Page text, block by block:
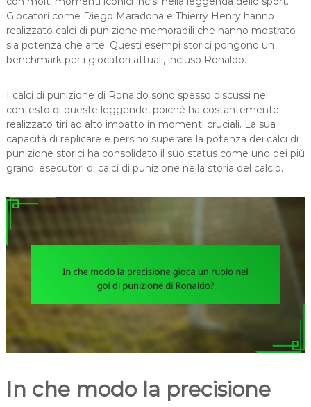
Giocatori come Diego Maradona e Thierry Henry hanno
realizzato calci di punizione memorabili che hanno mostrato
sia potenza che arte. Questi esempi storici pongono un
benchmark per i giocatori attuali, incluso Ronaldo.
I calci di punizione di Ronaldo sono spesso discussi nel
contesto di queste leggende, poiché ha costantemente
realizzato tiri ad alto impatto in momenti cruciali. La sua
capacità di replicare e persino superare la potenza dei calci di
punizione storici ha consolidato il suo status come uno dei più
grandi esecutori di calci di punizione nella storia del calcio.
In che modo la precisione